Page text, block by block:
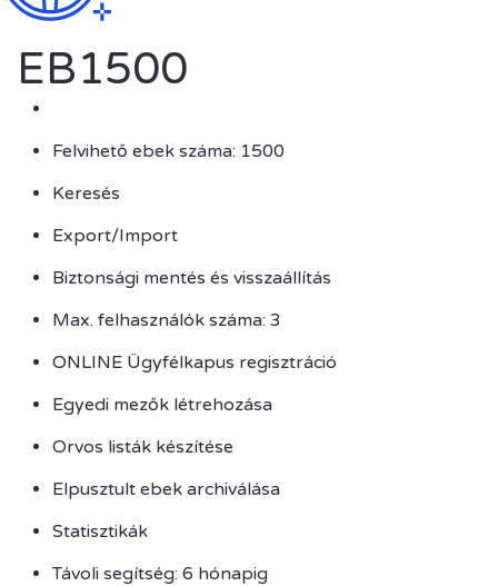
EB1500
Felvihető ebek száma: 1500
Keresés
Export/Import
Biztonsági mentés és visszaállítás
Max. felhasználók száma: 3
ONLINE Ügyfélkapus regisztráció
Egyedi mezők létrehozása
Orvos listák készítése
Elpusztult ebek archiválása
Statisztikák
Távoli segítség: 6 hónapig